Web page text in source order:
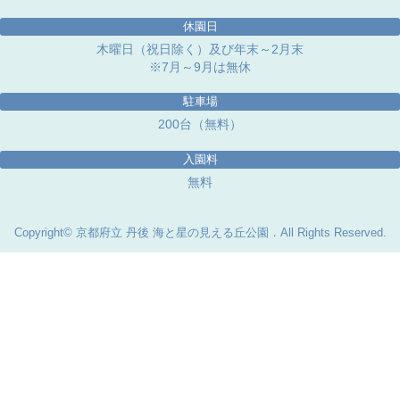
休園日
木曜日（祝日除く）及び年末～2月末
※7月～9月は無休
駐車場
200台（無料）
入園料
無料
Copyright© 京都府立 丹後 海と星の見える丘公園．All Rights Reserved.